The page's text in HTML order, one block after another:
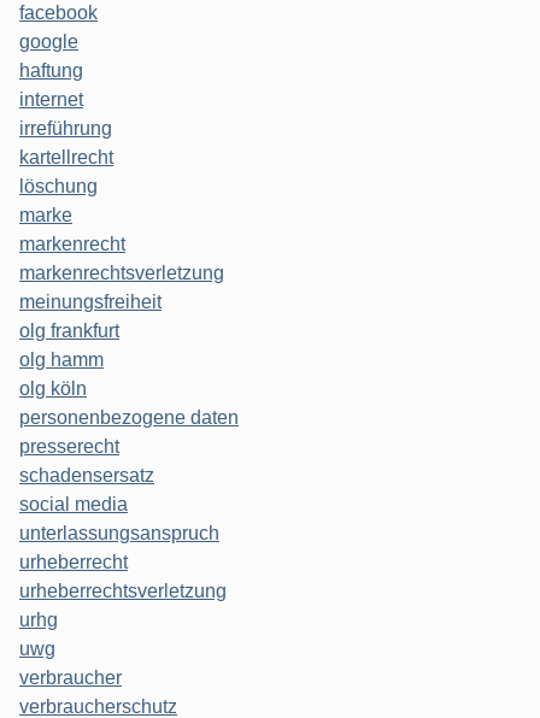
facebook
google
haftung
internet
irreführung
kartellrecht
löschung
marke
markenrecht
markenrechtsverletzung
meinungsfreiheit
olg frankfurt
olg hamm
olg köln
personenbezogene daten
presserecht
schadensersatz
social media
unterlassungsanspruch
urheberrecht
urheberrechtsverletzung
urhg
uwg
verbraucher
verbraucherschutz